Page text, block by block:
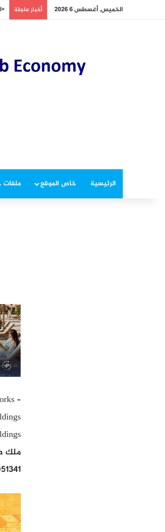
الخميس, أغسطس 6 2026 أخبار عاجلة
الرئيسية خاص الموقع ملفات
–
ملك